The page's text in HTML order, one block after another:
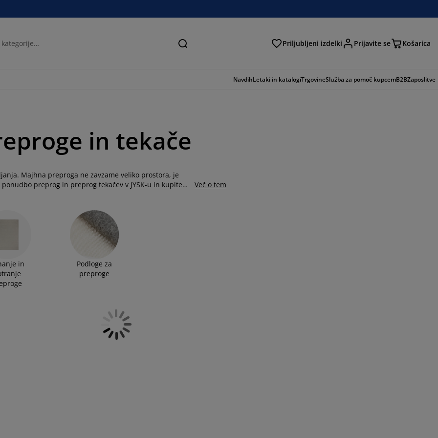
Iskanje Priljubljeni izdelki Prijavite se Košarica
NavdihLetaki in katalogiTrgovineSlužba za pomoč kupcemB2BZaposlitve
in tekače
Majhna preproga ne zavzame veliko prostora, je
preprog in preprog tekačev v JYSK-u in kupite
s pisano preprogo v različnih barvah ali s
nedrsečo podlogo za preproge, da se izognete drsenju
Več o tem
in
Podloge za
preproge